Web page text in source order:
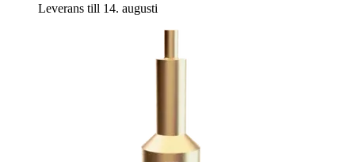
Leverans till 14. augusti